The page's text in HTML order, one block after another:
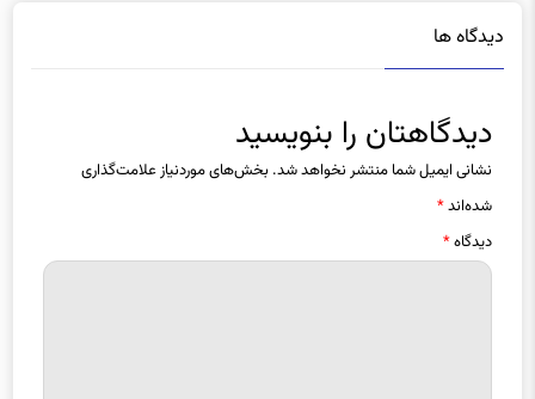
دیدگاه ها
دیدگاهتان را بنویسید
نشانی ایمیل شما منتشر نخواهد شد. بخش‌های موردنیاز علامت‌گذاری
شده‌اند*
دیدگاه*